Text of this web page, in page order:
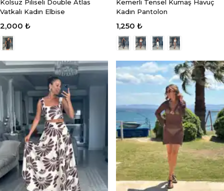
Kolsuz Piliseli Double Atlas
Vatkalı Kadın Elbise
2,000 ₺
Kemerli Tensel Kumaş Havuç
Kadın Pantolon
1,250 ₺